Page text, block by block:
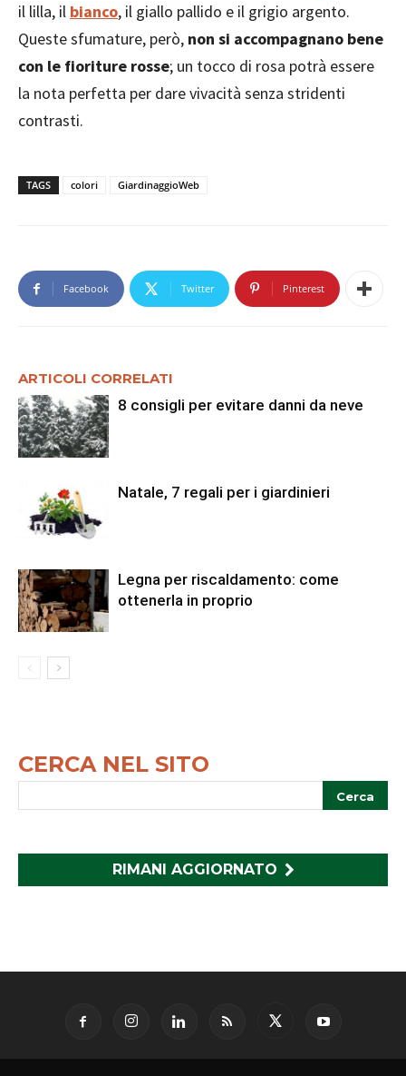
il lilla, il bianco, il giallo pallido e il grigio argento.
Queste sfumature, però, non si accompagnano bene
con le fioriture rosse; un tocco di rosa potrà essere
la nota perfetta per dare vivacità senza stridenti
contrasti.
TAGS colori GiardinaggioWeb
Facebook Twitter Pinterest
ARTICOLI CORRELATI
8 consigli per evitare danni da neve
Natale, 7 regali per i giardinieri
Legna per riscaldamento: come
ottenerla in proprio
CERCA NEL SITO
RIMANI AGGIORNATO